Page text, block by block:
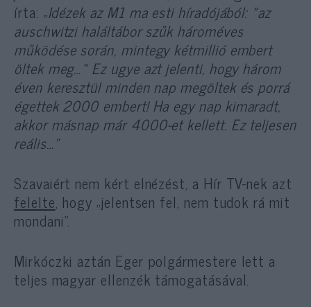
írta: „Idézek az M1 ma esti híradójából: »az
auschwitzi haláltábor szűk hároméves
működése során, mintegy kétmillió embert
öltek meg…« Ez ugye azt jelenti, hogy három
éven keresztül minden nap megöltek és porrá
égettek 2000 embert! Ha egy nap kimaradt,
akkor másnap már 4000-et kellett. Ez teljesen
reális…”
Szavaiért nem kért elnézést, a Hír TV-nek azt
felelte, hogy „jelentsen fel, nem tudok rá mit
mondani”.
Mirkóczki aztán Eger polgármestere lett a
teljes magyar ellenzék támogatásával.